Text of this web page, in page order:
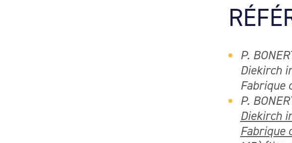
P.
Diekirch
Fabrique
P.
Diekirch
Fabrique